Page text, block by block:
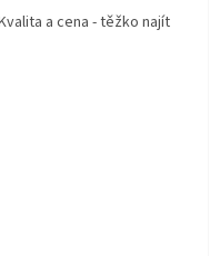
a cena - těžko najít
5 hvězdiček.